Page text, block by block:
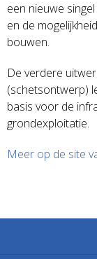
een nieuwe
en de
bouwen.
De verdere
(schetsontwerp)
basis voor de
grondexploitatie.
Meer op de site